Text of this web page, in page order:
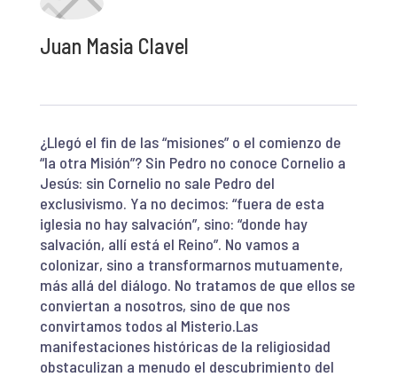
Juan Masia Clavel
¿Llegó el fin de las “misiones” o el comienzo de
“la otra Misión”? Sin Pedro no conoce Cornelio a
Jesús: sin Cornelio no sale Pedro del
exclusivismo. Ya no decimos: “fuera de esta
iglesia no hay salvación”, sino: “donde hay
salvación, allí está el Reino”. No vamos a
colonizar, sino a transformarnos mutuamente,
más allá del diálogo. No tratamos de que ellos se
conviertan a nosotros, sino de que nos
convirtamos todos al Misterio.Las
manifestaciones históricas de la religiosidad
obstaculizan a menudo el descubrimiento del